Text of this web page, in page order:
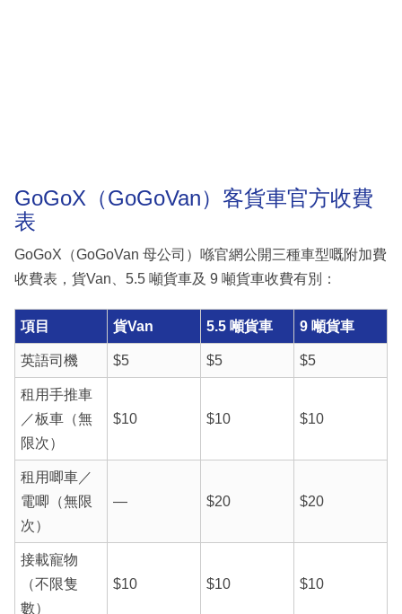
GoGoX（GoGoVan）客貨車官方收費
表
GoGoX（GoGoVan 母公司）喺官網公開三種車型嘅附加費
收費表，貨Van、5.5 噸貨車及 9 噸貨車收費有別：
項目 貨Van 5.5 噸貨車 9 噸貨車
英語司機 $5 $5 $5
租用手推車
／板車（無
限次）
$10 $10 $10
租用唧車／
電唧（無限
次）
— $20 $20
接載寵物
（不限隻
數）
$10 $10 $10